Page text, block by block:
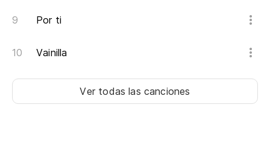
Por ti
Vainilla
Ver todas las canciones